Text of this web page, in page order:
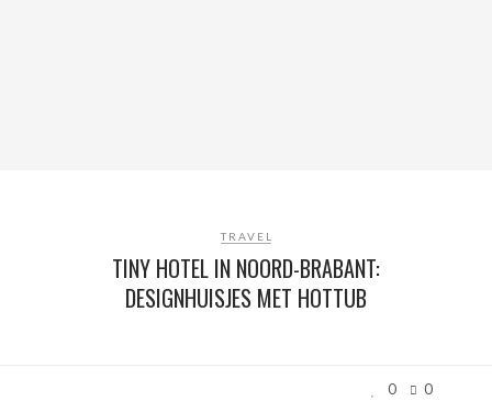
TRAVEL
TINY HOTEL IN NOORD-BRABANT:
DESIGNHUISJES MET HOTTUB
0 0